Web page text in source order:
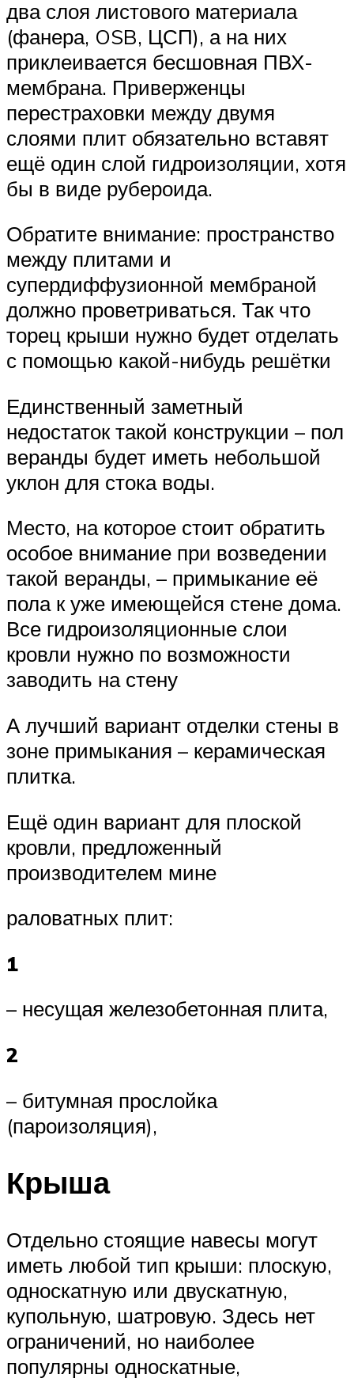
два слоя листового материала
(фанера, OSB, ЦСП), а на них
приклеивается бесшовная ПВХ-
мембрана. Приверженцы
перестраховки между двумя
слоями плит обязательно вставят
ещё один слой гидроизоляции, хотя
бы в виде рубероида.
Обратите внимание: пространство
между плитами и
супердиффузионной мембраной
должно проветриваться. Так что
торец крыши нужно будет отделать
с помощью какой-нибудь решётки
Единственный заметный
недостаток такой конструкции – пол
веранды будет иметь небольшой
уклон для стока воды.
Место, на которое стоит обратить
особое внимание при возведении
такой веранды, – примыкание её
пола к уже имеющейся стене дома.
Все гидроизоляционные слои
кровли нужно по возможности
заводить на стену
А лучший вариант отделки стены в
зоне примыкания – керамическая
плитка.
Ещё один вариант для плоской
кровли, предложенный
производителем мине
раловатных плит:
1
– несущая железобетонная плита,
2
– битумная прослойка
(пароизоляция),
Крыша
Отдельно стоящие навесы могут
иметь любой тип крыши: плоскую,
односкатную или двускатную,
купольную, шатровую. Здесь нет
ограничений, но наиболее
популярны односкатные,